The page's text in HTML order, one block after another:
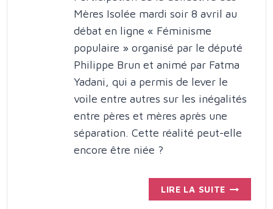
Mères Isolée mardi soir 8 avril au
débat en ligne « Féminisme
populaire » organisé par le député
Philippe Brun et animé par Fatma
Yadani, qui a permis de lever le
voile entre autres sur les inégalités
entre pères et mères après une
séparation. Cette réalité peut-elle
encore être niée ?
LIRE LA SUITE POUR
UN